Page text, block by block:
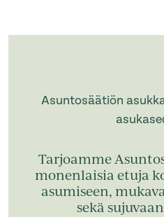
Asuntosäätiön
Tarjoamme
monenlaisia etuja
asumiseen,
sekä